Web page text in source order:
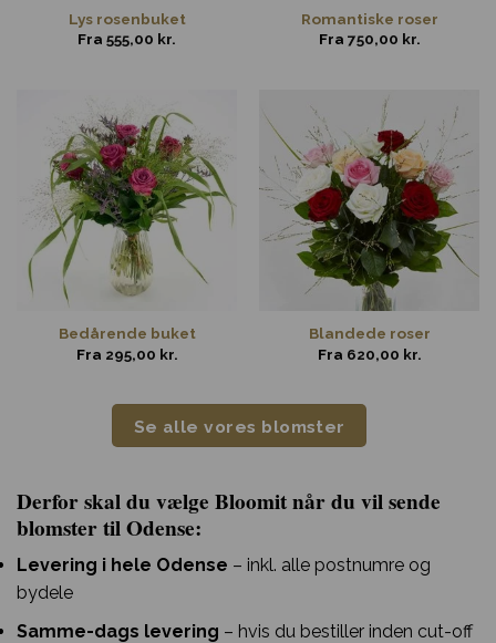
Lys rosenbuket
Fra 555,00 kr.
Romantiske roser
Fra 750,00 kr.
Bedårende buket
Fra 295,00 kr.
Blandede roser
Fra 620,00 kr.
Se alle vores blomster
Derfor skal du vælge Bloomit når du vil sende
blomster til Odense:
Levering i hele Odense – inkl. alle postnumre og
bydele
Samme-dags levering – hvis du bestiller inden cut-off